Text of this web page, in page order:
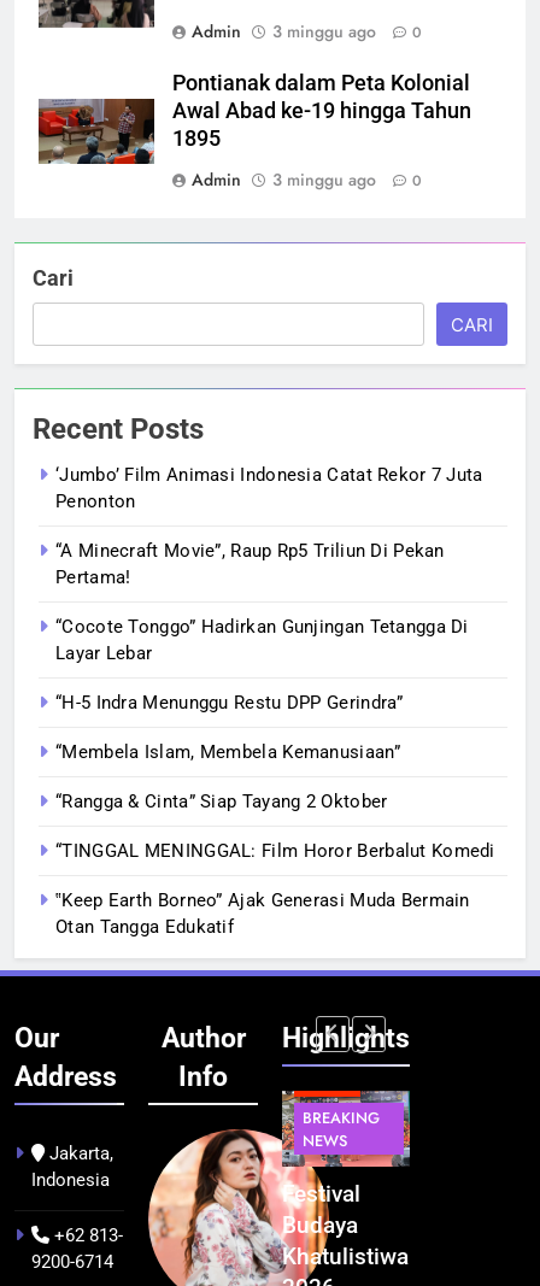
Admin
3 minggu ago 0
Pontianak dalam Peta Kolonial
Awal Abad ke-19 hingga Tahun
1895
Admin
3 minggu ago 0
Cari
CARI
Recent Posts
‘Jumbo’ Film Animasi Indonesia Catat Rekor 7 Juta
Penonton
“A Minecraft Movie”, Raup Rp5 Triliun Di Pekan
Pertama!
“Cocote Tonggo” Hadirkan Gunjingan Tetangga Di
Layar Lebar
“H-5 Indra Menunggu Restu DPP Gerindra”
“Membela Islam, Membela Kemanusiaan”
“Rangga & Cinta” Siap Tayang 2 Oktober
“TINGGAL MENINGGAL: Film Horor Berbalut Komedi
‟Keep Earth Borneo” Ajak Generasi Muda Bermain
Otan Tangga Edukatif
Our
Address
Jakarta,
Indonesia
+62 813-
9200-6714
Author
Info
Highlights
BERITA
NEWS
Kualitas
Pramuwisata
Dukung
INFRASTRUKTUR
TEKNOLOGI
Indonesia
Resmi
Bangun AI
BREAKING
NEWS
Festival
Budaya
Khatulistiwa